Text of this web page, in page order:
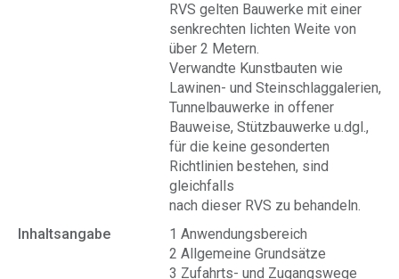
RVS gelten Bauwerke mit einer
senkrechten lichten Weite von
über 2 Metern.
Verwandte Kunstbauten wie
Lawinen- und Steinschlaggalerien,
Tunnelbauwerke in offener
Bauweise, Stützbauwerke u.dgl.,
für die keine gesonderten
Richtlinien bestehen, sind
gleichfalls
nach dieser RVS zu behandeln.
Inhaltsangabe
1 Anwendungsbereich
2 Allgemeine Grundsätze
3 Zufahrts- und Zugangswege